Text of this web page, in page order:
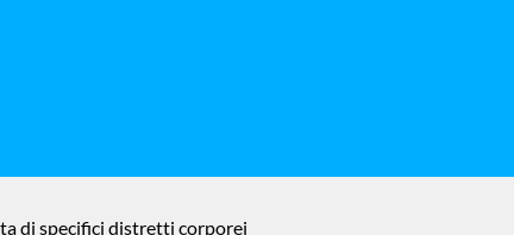
di specifici distretti corporei